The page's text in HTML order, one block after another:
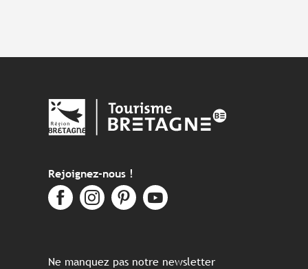
Rejoignez-nous !
Ne manquez pas notre newsletter